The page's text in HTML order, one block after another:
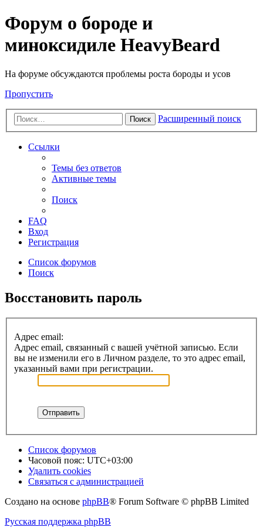
Форум о бороде и
миноксидиле HeavyBeard
На форуме обсуждаются проблемы роста бороды и усов
Пропустить
Поиск Расширенный поиск
Ссылки
Темы без ответов
Активные темы
Поиск
FAQ
Вход
Регистрация
Список форумов
Поиск
Восстановить пароль
Адрес email:
Адрес email, связанный с вашей учётной записью. Если
вы не изменили его в Личном разделе, то это адрес email,
указанный вами при регистрации.
Список форумов
Часовой пояс: UTC+03:00
Удалить cookies
Связаться с администрацией
Создано на основе phpBB® Forum Software © phpBB Limited
Русская поддержка phpBB